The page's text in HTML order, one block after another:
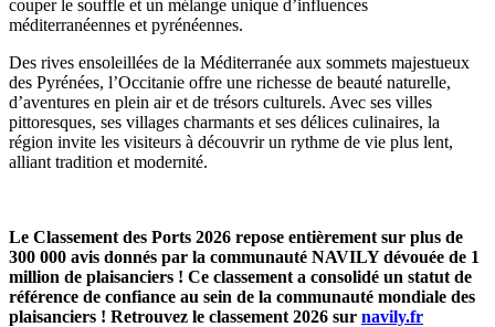
couper le souffle et un mélange unique d’influences
méditerranéennes et pyrénéennes.
Des rives ensoleillées de la Méditerranée aux sommets majestueux
des Pyrénées, l’Occitanie offre une richesse de beauté naturelle,
d’aventures en plein air et de trésors culturels. Avec ses villes
pittoresques, ses villages charmants et ses délices culinaires, la
région invite les visiteurs à découvrir un rythme de vie plus lent,
alliant tradition et modernité.
Le Classement des Ports 2026 repose entièrement sur plus de
300 000 avis donnés par la communauté NAVILY dévouée de 1
million de plaisanciers ! Ce classement a consolidé un statut de
référence de confiance au sein de la communauté mondiale des
plaisanciers ! Retrouvez le classement 2026 sur navily.fr